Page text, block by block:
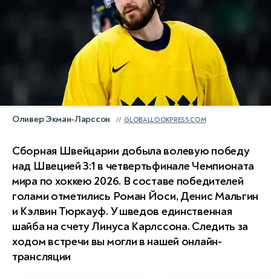
Оливер Экман-Ларссон GLOBALLOOKPRESS.COM
Сборная Швейцарии добыла волевую победу
над Швецией 3:1 в четвертьфинале Чемпионата
мира по хоккею 2026. В составе победителей
голами отметились Роман Йоси, Денис Мальгин
и Кэлвин Тюркауф. У шведов единственная
шайба на счету Линуса Карлссона. Следить за
ходом встречи вы могли в нашей онлайн-
трансляции